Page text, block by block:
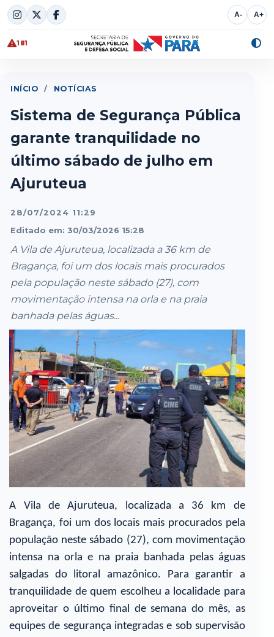
Skip
to
content
A- A+
181
INÍCIO / NOTÍCIAS
Sistema de Segurança Pública
garante tranquilidade no
último sábado de julho em
Ajuruteua
28/07/2024 11:29
Editado em: 30/03/2026 15:28
A Vila de Ajuruteua, localizada a 36 km de
Bragança, foi um dos locais mais procurados
pela população neste sábado (27), com
movimentação intensa na orla e na praia
banhada pelas águas...
A Vila de Ajuruteua, localizada a 36 km de
Bragança, foi um dos locais mais procurados pela
população neste sábado (27), com movimentação
intensa na orla e na praia banhada pelas águas
salgadas do litoral amazônico. Para garantir a
tranquilidade de quem escolheu a localidade para
aproveitar o último final de semana do mês, as
equipes de segurança integradas e sob supervisão